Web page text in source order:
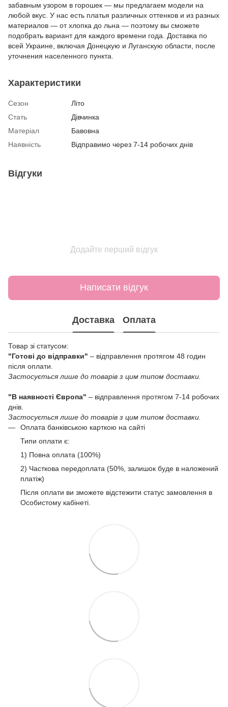
забавным узором в горошек — мы предлагаем модели на
любой вкус. У нас есть платья различных оттенков и из разных
материалов — от хлопка до льна — поэтому вы сможете
подобрать вариант для каждого времени года. Доставка по
всей Украине, включая Донецкую и Луганскую области, после
уточнения населенного пункта.
Характеристики
Сезон
Літо
Стать
Дівчинка
Матеріал
Бавовна
Наявність
Відправимо через 7-14 робочих днів
Відгуки
Додайте перший відгук
Написати відгук
Доставка Оплата
Товар зі статусом:
"Готові до відправки" – відправлення протягом 48 годин
після оплати.
Застосується лише до товарів з цим типом доставки.
"В наявності Європа" – відправлення протягом 7-14 робочих
днів.
Застосується лише до товарів з цим типом доставки.
Оплата банківською карткою на сайті
Типи оплати є:
1) Повна оплата (100%)
2) Часткова передоплата (50%, залишок буде в наложений
платіж)
Після оплати ви зможете відстежити статус замовлення в
Особистому кабінеті.